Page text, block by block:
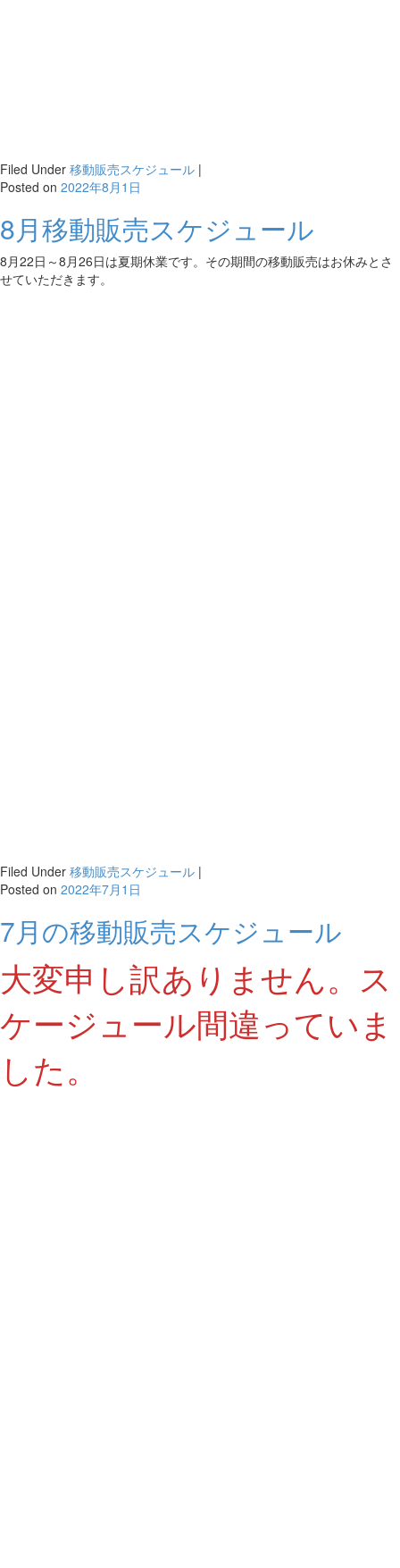
Filed Under 移動販売スケジュール |
Posted on 2022年8月1日
8月移動販売スケジュール
8月22日～8月26日は夏期休業です。その期間の移動販売はお休みとさ
せていただきます。
Filed Under 移動販売スケジュール |
Posted on 2022年7月1日
7月の移動販売スケジュール
大変申し訳ありません。ス
ケージュール間違っていま
した。